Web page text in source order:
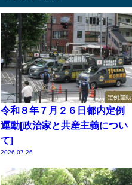
定例運動
令和８年７月２６日都内定例
運動[政治家と共産主義につい
て]
2026.07.26